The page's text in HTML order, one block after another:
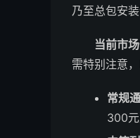
乃至总包安
当前市
需特别注意
常规
300